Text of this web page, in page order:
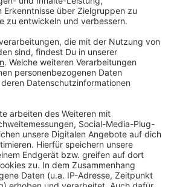
Bitte lesen Sie die
und stimmen Sie der
Service zu, um dieses
anzusehen.
Informationen
byUsercentrics Consent
Platform
Like I Love You (Lyric Video)